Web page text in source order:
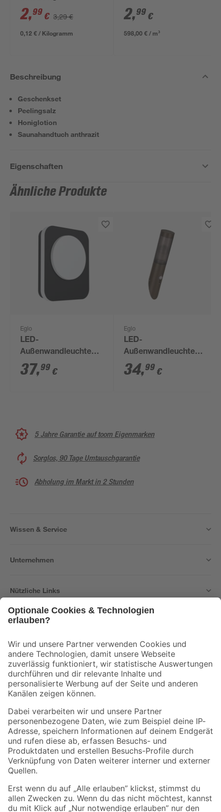
2,99 € 3,29 €
0,12 € / Kilogramm
2,99 €
598,00 € / m³
Beschreibung
Geschenkset
Peelingsalz
Honiglotion
Saunahandtuch anthrazit
Eigenschaften
Ähnliche Produkte
Eglo
LED-
Außenwandleuchte
'Madriz' 3,6 W 740 lm
warmweiß IP 44 5 x
37,99 €
Eglo
LED-
Außenwandleuchte
'Helsinki' mit
Bewegungssensor 15
34,99 €
5 Jahre Garantie auf toom Eigenmarken
Sorglos, 90 Tage Umtauschgarantie
Abholung im Markt in 2 Stunden
Wissen & Service
Unternehmen
Nützliche Links
Der toom Newsletter: Keine Angebote und Aktionen mehr verpassen!
Zur Newsletter Anmeldung
Folge uns
Zahlungsarten Versandarten
Sicher einkaufen